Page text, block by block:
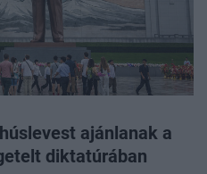
ajánlanak a
diktatúrában